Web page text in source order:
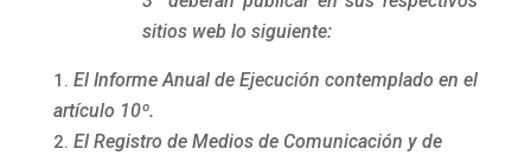
sitios web lo siguiente:
El Informe Anual de Ejecución contemplado en el
artículo 10º.
El Registro de Medios de Comunicación y de